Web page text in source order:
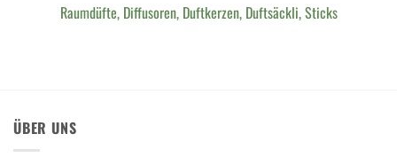
Raumdüfte, Diffusoren, Duftkerzen, Duftsäckli, Sticks
ÜBER UNS